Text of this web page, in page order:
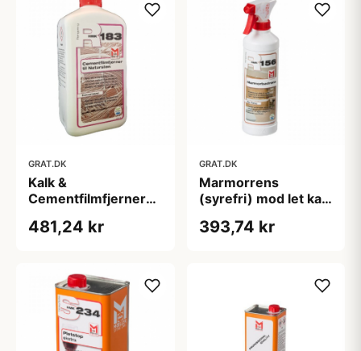
GRAT.DK
Kalk &
Cementfilmfjerner
R183 - 1000 ml
481,24 kr
GRAT.DK
Marmorrens
(syrefri) mod let kalk
ml
393,74 kr